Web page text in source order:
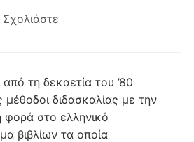
Σχολιάστε
τη δεκαετία του ’80
διδασκαλίας με την
φορά στο ελληνικό
βιβλίων τα οποία